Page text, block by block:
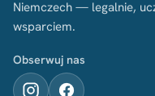
Niemczech — legalnie,
wsparciem.
Obserwuj nas